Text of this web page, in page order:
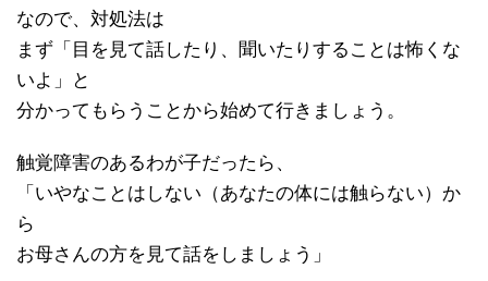
なので、対処法は
まず「目を見て話したり、聞いたりすることは怖くな
いよ」と
分かってもらうことから始めて行きましょう。
触覚障害のあるわが子だったら、
「いやなことはしない（あなたの体には触らない）か
ら
お母さんの方を見て話をしましょう」